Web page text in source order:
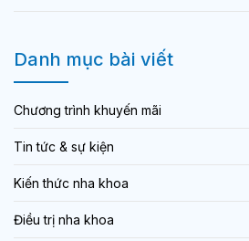
Danh mục bài viết
Chương trình khuyến mãi
Tin tức & sự kiện
Kiến thức nha khoa
Điều trị nha khoa